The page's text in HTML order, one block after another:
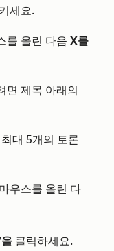
세요.
를 올린 다음 X를
면 제목 아래의
대 5개의 토론
우스를 올린 다
클릭하세요.